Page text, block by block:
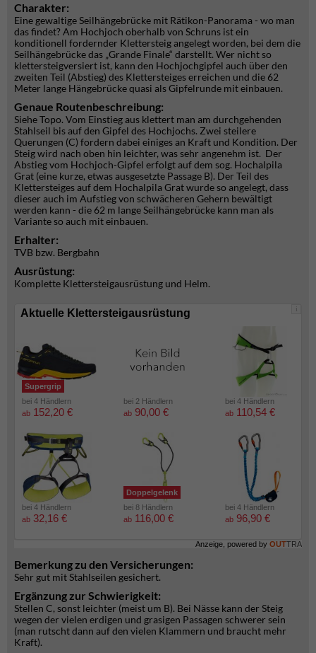
Charakter:
Eine gewaltige Seilhängebrücke mit Rätikon-Panorama - wo man
das findet? Am Hochjoch oberhalb von Schruns ist ein
konditionell fordernder Klettersteig angelegt worden, bei dem die
Seilhängebrücke das „Grande Finale“ darstellt. Wer nicht so
klettersteigversiert ist, kann den Hochjochgipfel auch über den
zweiten Teil (Abstieg) des Klettersteiges erreichen und die 62
Meter lange Hängebrücke quasi als Gipfelrunde mit einbauen.
Genaue Routenbeschreibung:
Siehe Topo. Vom Einstieg aus klettert man am durchgehenden
Stahlseil bis auf den Gipfel des Hochjochs. Zwei steilere
Querungen (C) fordern dabei einiges an Kraft und Kondition. Der
Steig wird nach oben hin leichter, was sehr angenehm ist. Der
Abstieg vom Hochjoch-Gipfel erfolgt auf dem sog. Hochalpila
Grat (eine kurze, etwas ausgesetzte Passage B). Der Teil des
Klettersteiges auf dem Hochalpila Grat wurde so angelegt, dass
dieser auch im Aufstieg von schwächeren Gehern bewältigt
werden kann - die 62 m lange Seilhängebrücke kann man als
Variante so auch mit einbauen.
Erhalter:
TVB bzw. Bergbahn
Ausrüstung:
Komplette Klettersteigausrüstung und Helm.
i
Aktuelle Klettersteigausrüstung
Supergrip
bei 4 Händlern
ab 152,20 €
bei 2 Händlern
ab 90,00 €
bei 4 Händlern
ab 110,54 €
bei 4 Händlern
ab 32,16 €
Doppelgelenk
bei 8 Händlern
ab 116,00 €
bei 4 Händlern
ab 96,90 €
Anzeige, powered by OUTTRA
Bemerkung zu den Versicherungen:
Sehr gut mit Stahlseilen gesichert.
Ergänzung zur Schwierigkeit:
Stellen C, sonst leichter (meist um B). Bei Nässe kann der Steig
wegen der vielen erdigen und grasigen Passagen schwerer sein
(man rutscht dann auf den vielen Klammern und braucht mehr
Kraft).